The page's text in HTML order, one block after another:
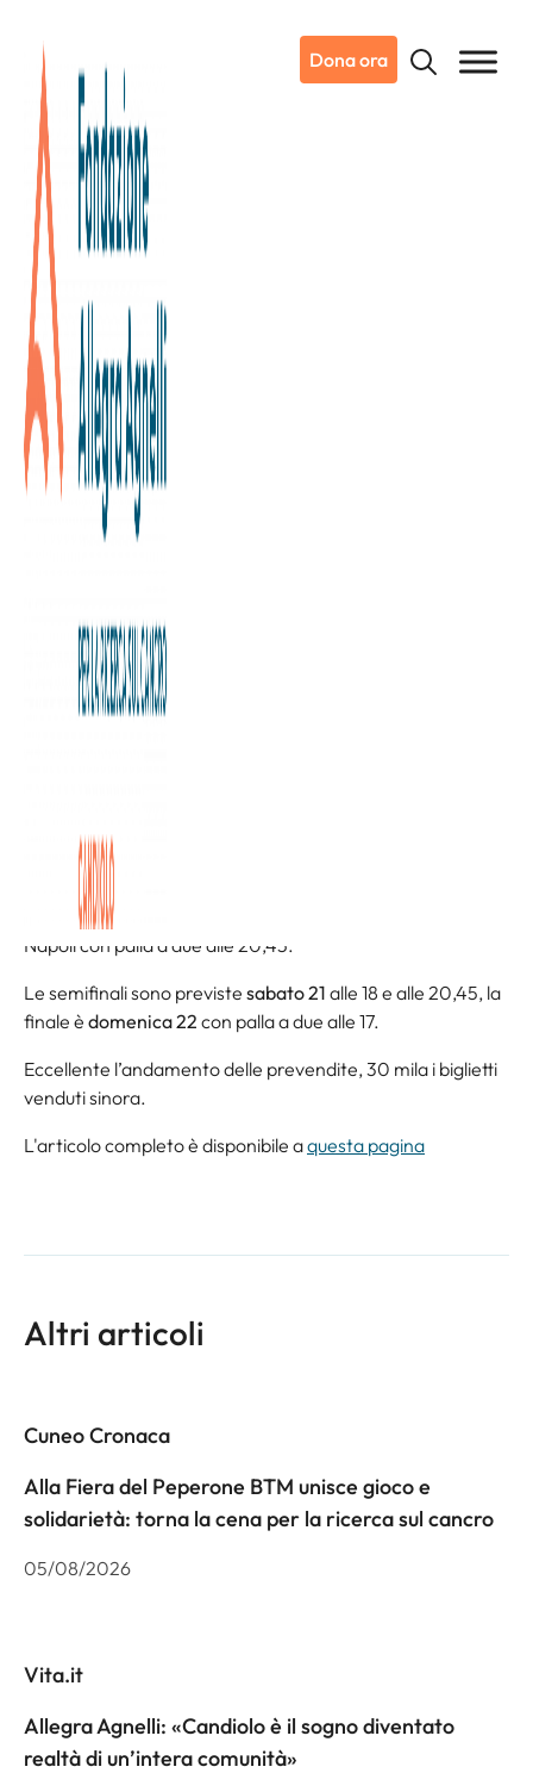
Dona ora
12/02/2026
Dicono di noi
Sport: Final Eight, la Coppa
Italia di basket
Italia che si assegnerà per il quarto anno consecutivo sotto
la Mole. Sul parquet della struttura di corso Sebastopoli si
sfidano le prime otto squadre classificate al termine del
girone d’andata di serie A. .
match tra EA7 Emporio Armani Milano e Pallacanestro
Trieste. Giovedì 19
finale, Umana Reyer Venezia – Bertram Derthona
Tortona con inizio alle 18 e Virtus Olidata Bologna – Guerri
Napoli con palla a due alle 20,45.
Le semifinali sono previste sabato 21 alle 18 e alle 20,45, la
finale è domenica 22 con palla a due alle 17.
Eccellente l’andamento delle prevendite, 30 mila i biglietti
venduti sinora.
L'articolo completo è disponibile aquesta pagina
Altri articoli
Cuneo Cronaca
Alla Fiera del Peperone BTM unisce gioco e
solidarietà: torna la cena per la ricerca sul cancro
05/08/2026
Vita.it
Allegra Agnelli: «Candiolo è il sogno diventato
realtà di un’intera comunità»